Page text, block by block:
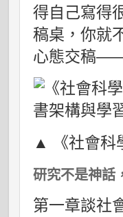
得自己寫得
稿桌，你就
心態交稿——
▲ 《社會科
研究不是神話
第一章談社